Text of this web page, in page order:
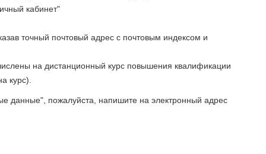
кабинет"
точный почтовый адрес с почтовым индексом и
на дистанционный курс повышения квалификации
курс).
данные", пожалуйста, напишите на электронный адрес